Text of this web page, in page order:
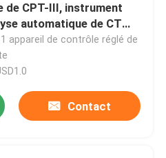
de CPT-III, instrument
automatique de CT
1 appareil de contrôle réglé de
Contact